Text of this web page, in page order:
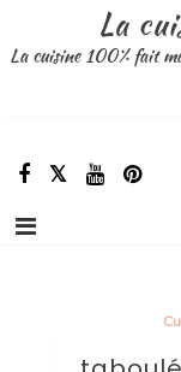
contenu
La
La cuisine 100% fait